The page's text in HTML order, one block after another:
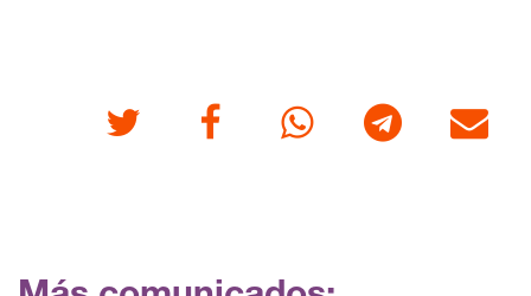
Twitter FacebookWhatsappTelegram Correo